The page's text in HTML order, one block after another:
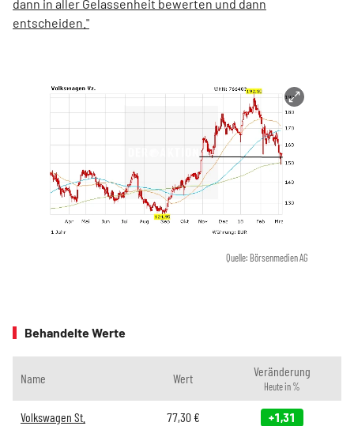
dann in aller Gelassenheit bewerten und dann
entscheiden."
Quelle: Börsenmedien AG
Behandelte Werte
Name Wert Veränderung
Heute in %
Volkswagen St. 77,30€ +1,31